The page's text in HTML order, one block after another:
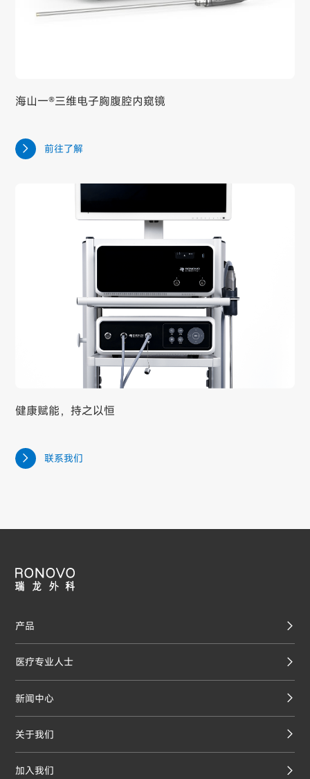
海山一®三维电子胸腹腔内窥镜
 前往了解
健康赋能，持之以恒
 联系我们
产品
医疗专业人士
新闻中心
关于我们
加入我们